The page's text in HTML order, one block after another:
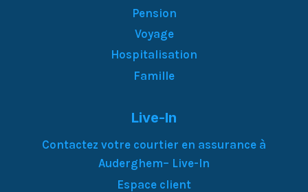
Pension
Voyage
Hospitalisation
Famille
Live-In
Contactez votre courtier en assurance à
Auderghem– Live-In
Espace client